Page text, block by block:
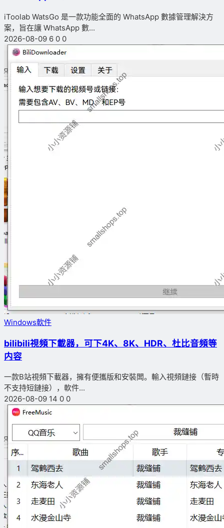
iToolab WatsGo 是一款功能全面的 WhatsApp 數據管理解決方
案，旨在讓 WhatsApp 數...
2026-08-09 6 0 0
Windows軟件
bilibili視頻下載器，可下4K、8K、HDR、杜比音頻等
内容
一款B站視頻下載器，擁有便攜版和安裝闆。輸入視頻鏈接（暫時
不支持短鏈接），軟件...
2026-08-09 14 0 0